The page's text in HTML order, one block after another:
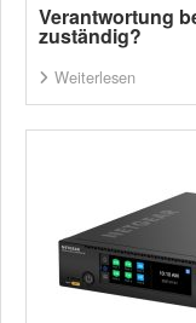
Verantwortung
zuständig?
Weiterlesen